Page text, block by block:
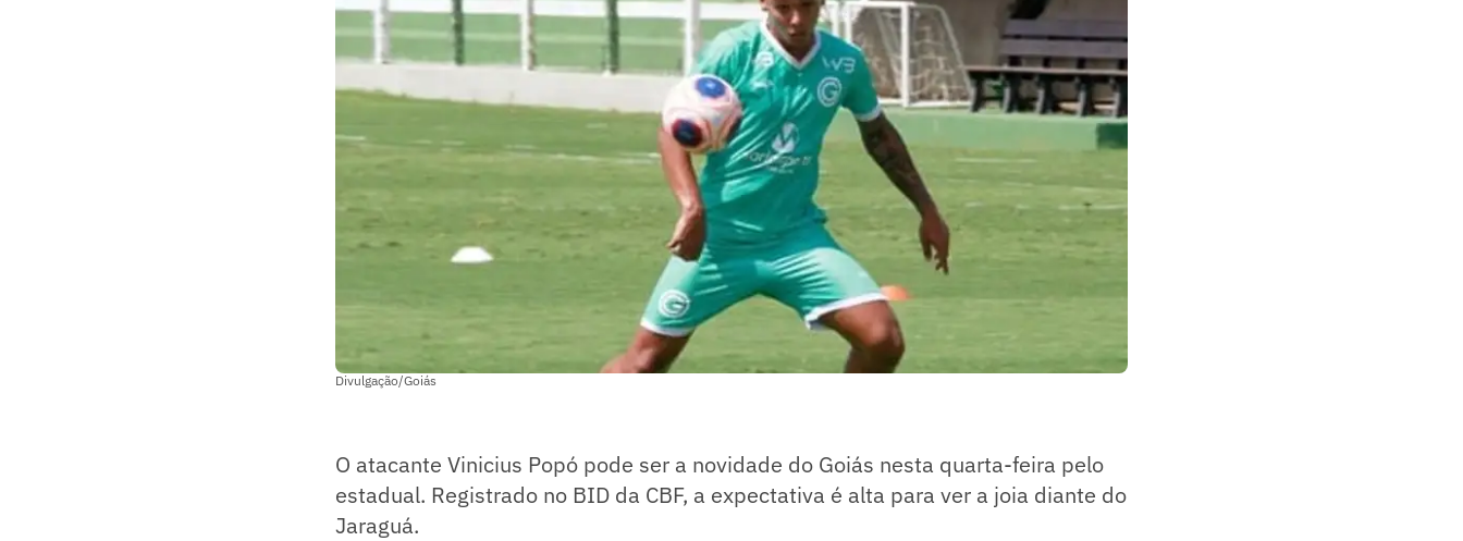
Divulgação/Goiás
O atacante Vinicius Popó pode ser a novidade do Goiás nesta quarta-feira pelo
estadual. Registrado no BID da CBF, a expectativa é alta para ver a joia diante do
Jaraguá.